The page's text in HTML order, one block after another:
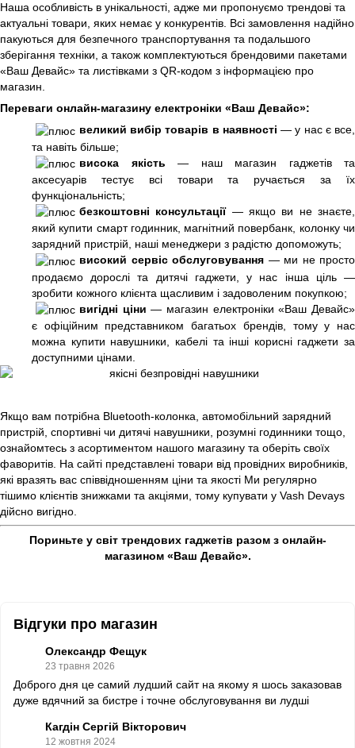
Наша особливість в унікальності, адже ми пропонуємо трендові та
актуальні товари, яких немає у конкурентів. Всі замовлення надійно
пакуються для безпечного транспортування та подальшого
зберігання техніки, а також комплектуються брендовими пакетами
«Ваш Девайс» та листівками з QR-кодом з інформацією про
магазин.
Переваги онлайн-магазину електроніки «Ваш Девайс»:
великий вибір товарів в наявності — у нас є все,
та навіть більше;
висока якість — наш магазин гаджетів та
аксесуарів тестує всі товари та ручається за їх
функціональність;
безкоштовні консультації— якщо ви не знаєте,
який купити смарт годинник, магнітний повербанк, колонку чи
зарядний пристрій, наші менеджери з радістю допоможуть;
високий сервіс обслуговування — ми не просто
продаємо дорослі та дитячі гаджети, у нас інша ціль —
зробити кожного клієнта щасливим і задоволеним покупкою;
вигідні ціни — магазин електроніки «Ваш Девайс»
є офіційним представником багатьох брендів, тому у нас
можна купити навушники, кабелі та інші корисні гаджети за
доступними цінами.
Якщо вам потрібна Bluetooth-колонка, автомобільний зарядний
пристрій, спортивні чи дитячі навушники, розумні годинники тощо,
ознайомтесь з асортиментом нашого магазину та оберіть своїх
фаворитів. На сайті представлені товари від провідних виробників,
які вразять вас співвідношенням ціни та якості Ми регулярно
тішимо клієнтів знижками та акціями, тому купувати у Vash Devays
дійсно вигідно.
Пориньте у світ трендових гаджетів разом з онлайн-
магазином «Ваш Девайс».
Відгуки про магазин
Олександр Фещук
23 травня 2026
Доброго дня це самий лудший сайт на якому я шось заказовав
дуже вдячний за бистре і точне обслуговування ви лудші
Кагдін Сергій Вікторович
12 жовтня 2024